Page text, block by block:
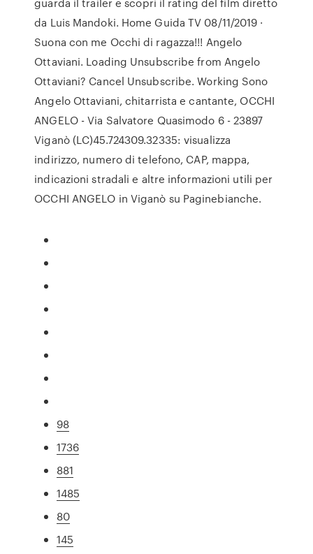
da Luis Mandoki. Home Guida TV 08/11/2019 ·
Suona con me Occhi di ragazza!!! Angelo
Ottaviani. Loading Unsubscribe from Angelo
Ottaviani? Cancel Unsubscribe. Working Sono
Angelo Ottaviani, chitarrista e cantante, OCCHI
ANGELO - Via Salvatore Quasimodo 6 - 23897
Viganò (LC)45.724309.32335: visualizza
indirizzo, numero di telefono, CAP, mappa,
indicazioni stradali e altre informazioni utili per
OCCHI ANGELO in Viganò su Paginebianche.
98
1736
881
1485
80
145